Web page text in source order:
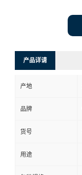
产品详请
产地
品牌
货号
用途